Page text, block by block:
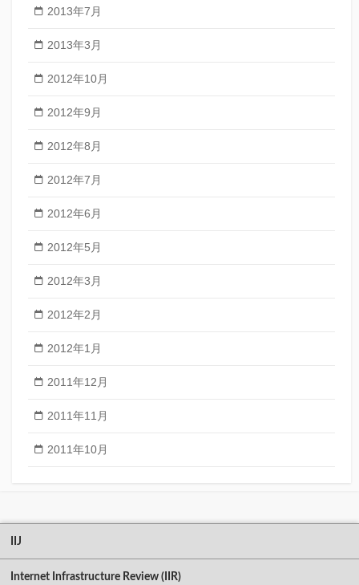
2013年7月
2013年3月
2012年10月
2012年9月
2012年8月
2012年7月
2012年6月
2012年5月
2012年3月
2012年2月
2012年1月
2011年12月
2011年11月
2011年10月
IIJ
Internet Infrastructure Review (IIR)